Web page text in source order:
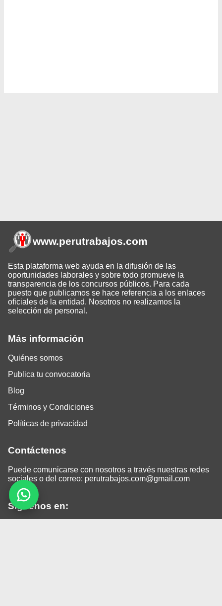
Más información
Quiénes somos
Publica tu convocatoria
Blog
Términos y Condiciones
Políticas de privacidad
Contáctenos
Puede comunicarse con nosotros a través nuestras redes
sociales o del correo: perutrabajos.com@gmail.com
Siguenos en:
www.perutrabajos.com
Esta plataforma web ayuda en la difusión de las
oportunidades laborales y sobre todo promueve la
transparencia de los concursos públicos. Para cada
puesto que publicamos se hace referencia a los enlaces
oficiales de la entidad. Nosotros no realizamos la
selección de personal.